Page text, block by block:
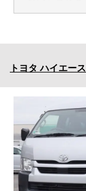
トヨタ ハイエース